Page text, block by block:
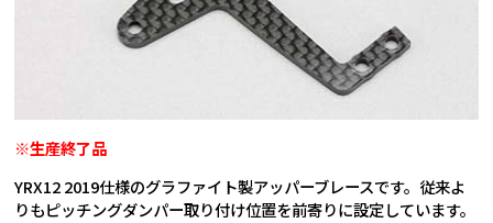
※生産終了品
YRX12 2019仕様のグラファイト製アッパーブレースです。従来よ
りもピッチングダンパー取り付け位置を前寄りに設定しています。